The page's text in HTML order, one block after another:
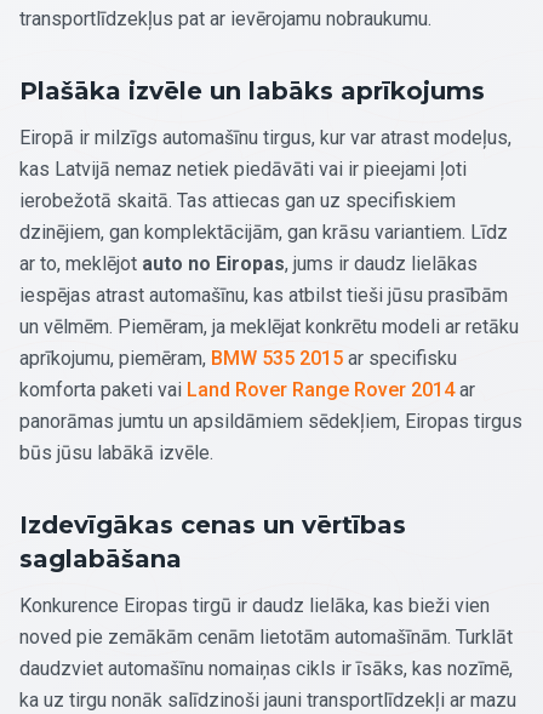
transportlīdzekļus pat ar ievērojamu nobraukumu.
Plašāka izvēle un labāks aprīkojums
Eiropā ir milzīgs automašīnu tirgus, kur var atrast modeļus,
kas Latvijā nemaz netiek piedāvāti vai ir pieejami ļoti
ierobežotā skaitā. Tas attiecas gan uz specifiskiem
dzinējiem, gan komplektācijām, gan krāsu variantiem. Līdz
ar to, meklējot auto no Eiropas, jums ir daudz lielākas
iespējas atrast automašīnu, kas atbilst tieši jūsu prasībām
un vēlmēm. Piemēram, ja meklējat konkrētu modeli ar retāku
aprīkojumu, piemēram, BMW 535 2015 ar specifisku
komforta paketi vai Land Rover Range Rover 2014ar
panorāmas jumtu un apsildāmiem sēdekļiem, Eiropas tirgus
būs jūsu labākā izvēle.
Izdevīgākas cenas un vērtības
saglabāšana
Konkurence Eiropas tirgū ir daudz lielāka, kas bieži vien
noved pie zemākām cenām lietotām automašīnām. Turklāt
daudzviet automašīnu nomaiņas cikls ir īsāks, kas nozīmē,
ka uz tirgu nonāk salīdzinoši jauni transportlīdzekļi ar mazu